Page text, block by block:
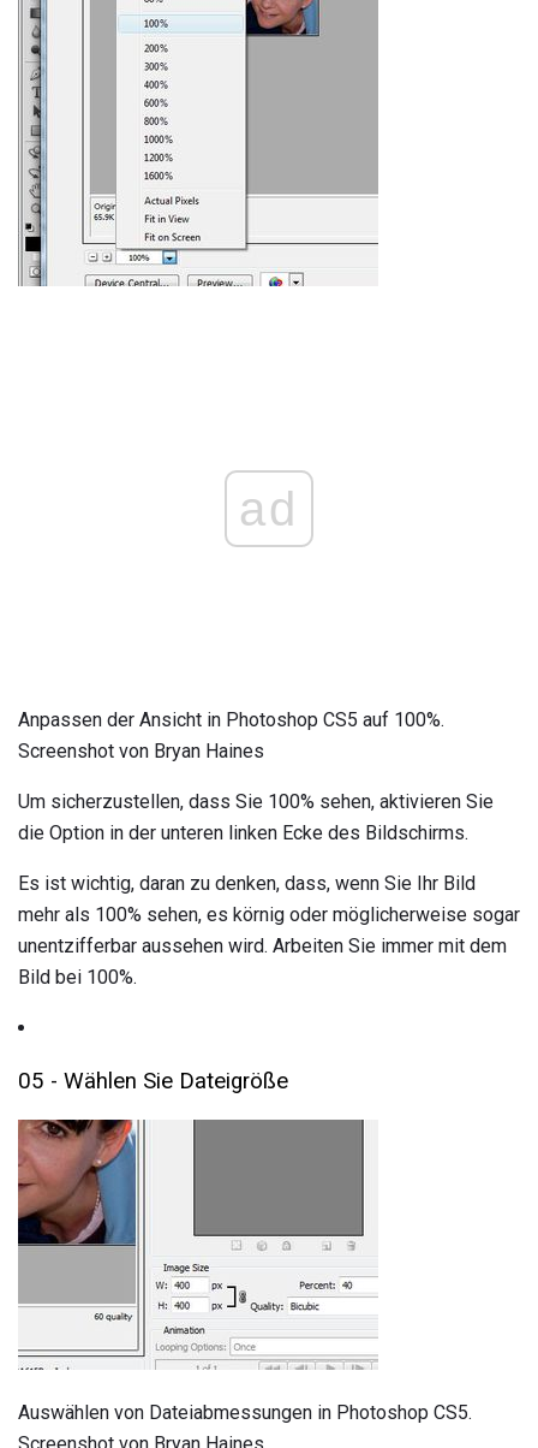
ad
Anpassen der Ansicht in Photoshop CS5 auf 100%.
Screenshot von Bryan Haines
Um sicherzustellen, dass Sie 100% sehen, aktivieren Sie
die Option in der unteren linken Ecke des Bildschirms.
Es ist wichtig, daran zu denken, dass, wenn Sie Ihr Bild
mehr als 100% sehen, es körnig oder möglicherweise sogar
unentzifferbar aussehen wird. Arbeiten Sie immer mit dem
Bild bei 100%.
05 - Wählen Sie Dateigröße
Auswählen von Dateiabmessungen in Photoshop CS5.